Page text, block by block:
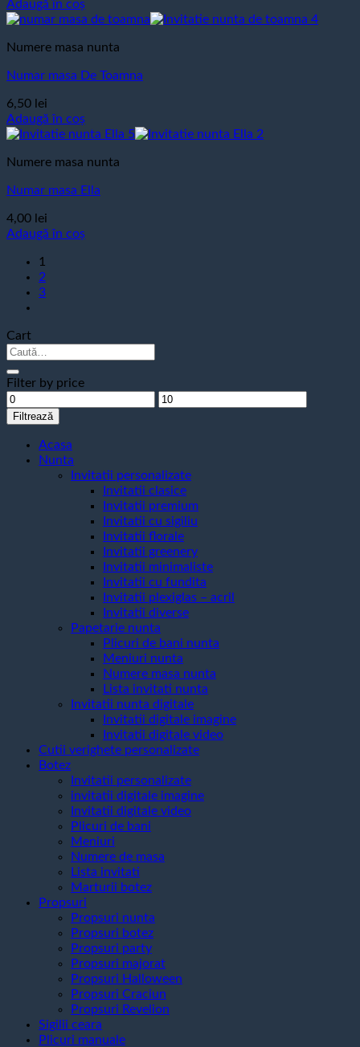
Adaugă în coș
Numere masa nunta
Numar masa De Toamna
6,50 lei
Adaugă în coș
Numere masa nunta
Numar masa Ella
4,00 lei
Adaugă în coș
1
2
3
Cart
Caută
Filter by price
Preț
minim
Preț
Filtrează
Acasa
Nunta
Invitatii personalizate
Invitatii clasice
Invitatii premium
Invitatii cu sigiliu
Invitatii florale
Invitatii greenery
Invitatii minimaliste
Invitatii cu fundita
Invitatii plexiglas – acril
Invitatii diverse
Papetarie nunta
Plicuri de bani nunta
Meniuri nunta
Numere masa nunta
Lista invitati nunta
Invitatii nunta digitale
Invitatii digitale imagine
Invitatii digitale video
Cutii verighete personalizate
Botez
Invitatii personalizate
invitatii digitale imagine
Invitatii digitale video
Plicuri de bani
Meniuri
Numere de masa
Lista invitati
Marturii botez
Propsuri
Propsuri nunta
Propsuri botez
Propsuri party
Propsuri majorat
Propsuri Halloween
Propsuri Craciun
Propsuri Revelion
Sigilii ceara
Plicuri manuale